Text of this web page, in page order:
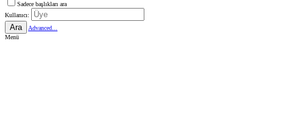
Sadece başlıkları ara
Kullanıcı:
Ara
Advanced...
Menü